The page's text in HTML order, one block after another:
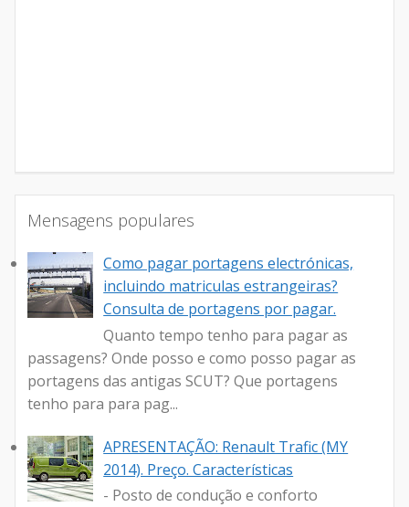
Mensagens populares
Como pagar portagens electrónicas,
incluindo matriculas estrangeiras?
Consulta de portagens por pagar.
Quanto tempo tenho para pagar as
passagens? Onde posso e como posso pagar as
portagens das antigas SCUT? Que portagens
tenho para para pag...
APRESENTAÇÃO: Renault Trafic (MY
2014). Preço. Características
- Posto de condução e conforto